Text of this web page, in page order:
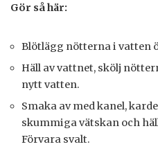
Gör så här:
Blötlägg nötterna i vatten
Häll av vattnet, skölj
nytt vatten.
Smaka av med kanel,
skummiga vätskan och
Förvara svalt.